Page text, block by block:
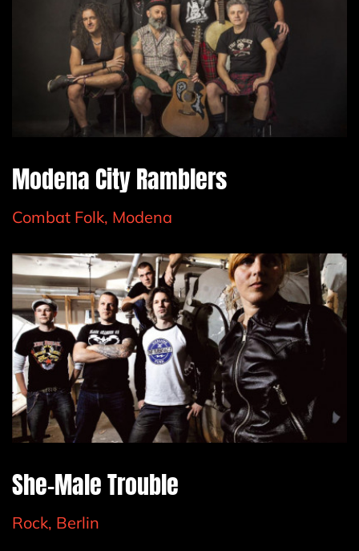
Modena City Ramblers
Combat Folk, Modena
She-Male Trouble
Rock, Berlin